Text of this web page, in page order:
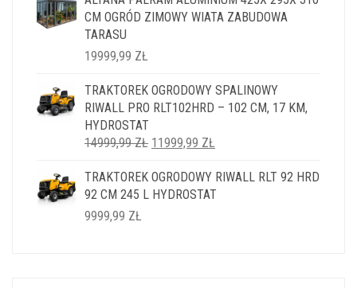
CM OGRÓD ZIMOWY WIATA ZABUDOWA
TARASU
19999,99 ZŁ
TRAKTOREK OGRODOWY SPALINOWY
RIWALL PRO RLT102HRD – 102 CM, 17 KM,
HYDROSTAT
14999,99ZŁ PIERWOTNA
WYNOSIŁA:
14999,99 ZŁ.
11999,99 ZŁ
WYNOSI:
11999,99 ZŁ.
TRAKTOREK OGRODOWY RIWALL RLT 92 HRD
92 CM 245 L HYDROSTAT
9999,99 ZŁ